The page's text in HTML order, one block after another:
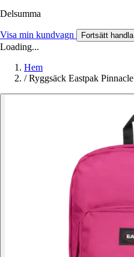
Delsumma
Visa min kundvagn Fortsätt handla
Loading...
Hem
/ Ryggsäck Eastpak Pinnacle